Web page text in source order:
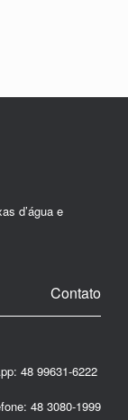
d’água e
Contato
48 99631-6222
48 3080-1999